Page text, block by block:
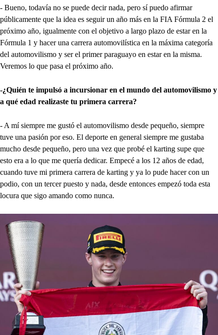
- Bueno, todavía no se puede decir nada, pero sí puedo afirmar
públicamente que la idea es seguir un año más en la FIA Fórmula 2 el
próximo año, igualmente con el objetivo a largo plazo de estar en la
Fórmula 1 y hacer una carrera automovilística en la máxima categoría
del automovilismo y ser el primer paraguayo en estar en la misma.
Veremos lo que pasa el próximo año.
-¿Quién te impulsó a incursionar en el mundo del automovilismo y
a qué edad realizaste tu primera carrera?
- A mí siempre me gustó el automovilismo desde pequeño, siempre
tuve una pasión por eso. El deporte en general siempre me gustaba
mucho desde pequeño, pero una vez que probé el karting supe que
esto era a lo que me quería dedicar. Empecé a los 12 años de edad,
cuando tuve mi primera carrera de karting y ya lo pude hacer con un
podio, con un tercer puesto y nada, desde entonces empezó toda esta
locura que sigo amando como nunca.